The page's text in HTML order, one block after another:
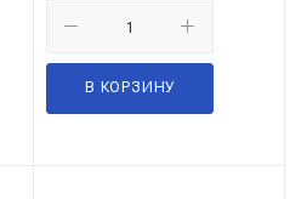
В КОРЗИНУ